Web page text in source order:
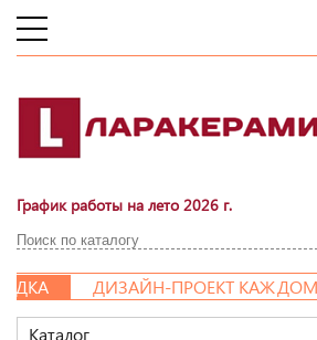
График работы на лето 2026 г.
ДИЗАЙН-ПРОЕКТ КАЖДОМУ !
Каталог